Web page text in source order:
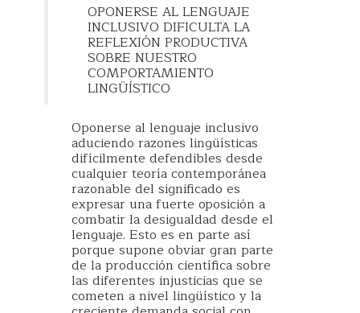
OPONERSE AL LENGUAJE
INCLUSIVO DIFICULTA LA
REFLEXIÓN PRODUCTIVA
SOBRE NUESTRO
COMPORTAMIENTO
LINGÜÍSTICO
Oponerse al lenguaje inclusivo
aduciendo razones lingüísticas
difícilmente defendibles desde
cualquier teoría contemporánea
razonable del significado es
expresar una fuerte oposición a
combatir la desigualdad desde el
lenguaje. Esto es en parte así
porque supone obviar gran parte
de la producción científica sobre
las diferentes injusticias que se
cometen a nivel lingüístico y la